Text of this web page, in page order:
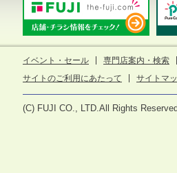
イベント・セール 専門店案内・検索
サイトのご利用にあたって
サイトマ
(C) FUJI CO., LTD.All Rights